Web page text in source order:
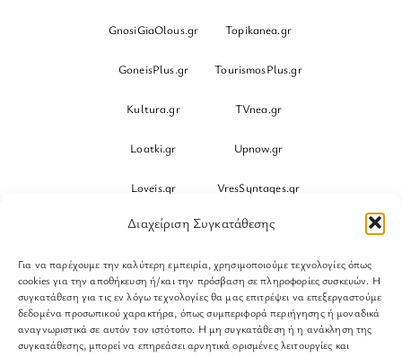
Διαχείριση Συγκατάθεσης
Για να παρέχουμε την καλύτερη εμπειρία, χρησιμοποιούμε τεχνολογίες όπως
cookies για την αποθήκευση ή/και την πρόσβαση σε πληροφορίες συσκευών. Η
συγκατάθεση για τις εν λόγω τεχνολογίες θα μας επιτρέψει να επεξεργαστούμε
δεδομένα προσωπικού χαρακτήρα, όπως συμπεριφορά περιήγησης ή μοναδικά
αναγνωριστικά σε αυτόν τον ιστότοπο. Η μη συγκατάθεση ή η ανάκληση της
συγκατάθεσης, μπορεί να επηρεάσει αρνητικά ορισμένες λειτουργίες και
GnosiGiaOlous.gr Topikanea.gr
GoneisPlus.gr TourismosPlus.gr
Kultura.gr TVnea.gr
Loatki.gr Upnow.gr
Loveis.gr VresSyntages.gr
ModernaGynaika.gr Xristianika.gr
OikonomiaPlus.gr ZoumeKalytera.gr
Oikotropia.gr ZoumeSpiti.gr
Perepet.gr